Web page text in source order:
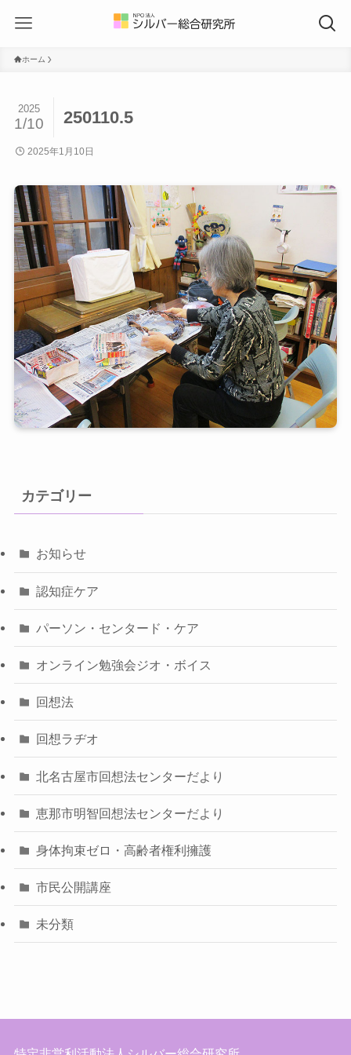
ホーム
250110.5
2025
1/10
2025年1月10日
カテゴリー
お知らせ
認知症ケア
パーソン・センタード・ケア
オンライン勉強会ジオ・ボイス
回想法
回想ラヂオ
北名古屋市回想法センターだより
恵那市明智回想法センターだより
身体拘束ゼロ・高齢者権利擁護
市民公開講座
未分類